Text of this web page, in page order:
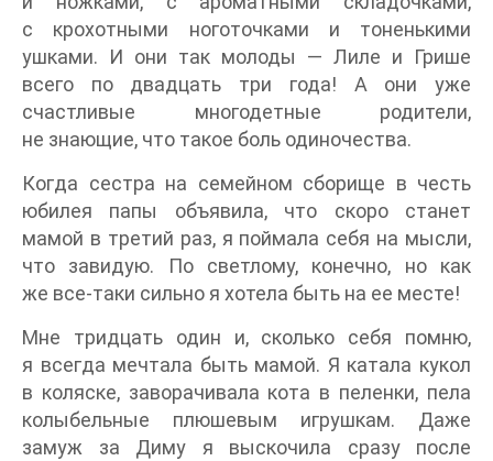
с крохотными ноготочками и тоненькими
ушками. И они так молоды — Лиле и Грише
всего по двадцать три года! А они уже
счастливые многодетные родители,
не знающие, что такое боль одиночества.
Когда сестра на семейном сборище в честь
юбилея папы объявила, что скоро станет
мамой в третий раз, я поймала себя на мысли,
что завидую. По светлому, конечно, но как
же все-таки сильно я хотела быть на ее месте!
Мне тридцать один и, сколько себя помню,
я всегда мечтала быть мамой. Я катала кукол
в коляске, заворачивала кота в пеленки, пела
колыбельные плюшевым игрушкам. Даже
замуж за Диму я выскочила сразу после